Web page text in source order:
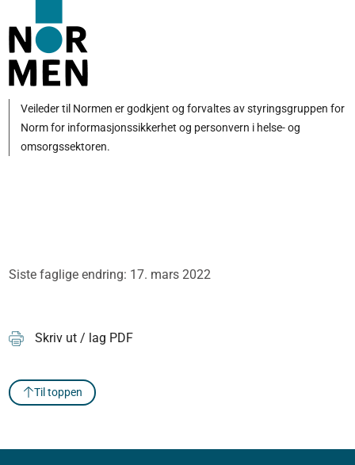
Veileder til Normen er godkjent og forvaltes av styringsgruppen for
Norm for informasjonssikkerhet og personvern i helse- og
omsorgssektoren.
Siste faglige endring: 17. mars 2022
Skriv ut / lag PDF
Til toppen